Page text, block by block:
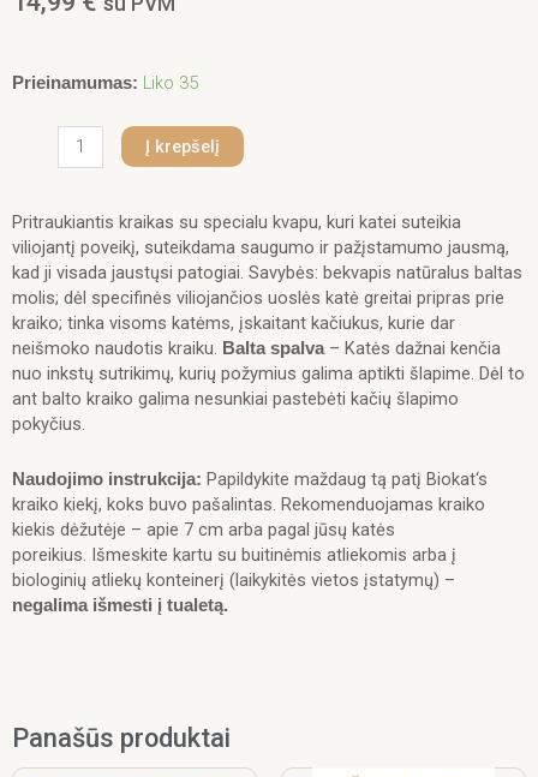
Prieinamumas: Liko 35
produkto
Biokat's
kraikas
katėms
10kg
Į krepšelį
Pritraukiantis kraikas su specialu kvapu, kuri katei suteikia
viliojantį poveikį, suteikdama saugumo ir pažįstamumo jausmą,
kad ji visada jaustųsi patogiai. Savybės: bekvapis natūralus baltas
molis; dėl specifinės viliojančios uoslės katė greitai pripras prie
kraiko; tinka visoms katėms, įskaitant kačiukus, kurie dar
neišmoko naudotis kraiku. Balta spalva – Katės dažnai kenčia
nuo inkstų sutrikimų, kurių požymius galima aptikti šlapime. Dėl to
ant balto kraiko galima nesunkiai pastebėti kačių šlapimo
pokyčius.
Naudojimo instrukcija: Papildykite maždaug tą patį Biokat‘s
kraiko kiekį, koks buvo pašalintas. Rekomenduojamas kraiko
kiekis dėžutėje – apie 7 cm arba pagal jūsų katės
poreikius. Išmeskite kartu su buitinėmis atliekomis arba į
biologinių atliekų konteinerį (laikykitės vietos įstatymų) –
negalima išmesti į tualetą.
Panašūs produktai